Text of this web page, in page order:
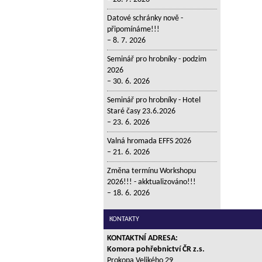
Datové schránky nově -
připomínáme!!!
8. 7. 2026
Seminář pro hrobníky - podzim
2026
30. 6. 2026
Seminář pro hrobníky - Hotel
Staré časy 23.6.2026
23. 6. 2026
Valná hromada EFFS 2026
21. 6. 2026
Změna termínu Workshopu
2026!!! - akktualizováno!!!
18. 6. 2026
KONTAKTY
KONTAKTNÍ ADRESA:
Komora pohřebnictví ČR z.s.